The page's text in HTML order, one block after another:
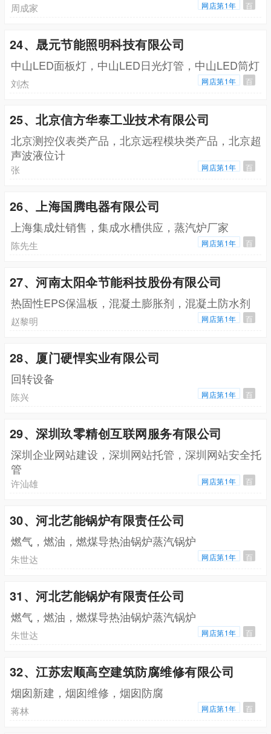
周成家 网店第1年 百
24、晟元节能照明科技有限公司
中山LED面板灯，中山LED日光灯管，中山LED筒灯
刘杰 网店第1年 百
25、北京信方华泰工业技术有限公司
北京测控仪表类产品，北京远程模块类产品，北京超
声波液位计
张 网店第1年 百
26、上海国腾电器有限公司
上海集成灶销售，集成水槽供应，蒸汽炉厂家
陈先生 网店第1年 百
27、河南太阳伞节能科技股份有限公司
热固性EPS保温板，混凝土膨胀剂，混凝土防水剂
赵黎明 网店第1年 百
28、厦门硬悍实业有限公司
回转设备
陈兴 网店第1年 百
29、深圳玖零精创互联网服务有限公司
深圳企业网站建设，深圳网站托管，深圳网站安全托
管
许汕雄 网店第1年 百
30、河北艺能锅炉有限责任公司
燃气，燃油，燃煤导热油锅炉蒸汽锅炉
朱世达 网店第1年 百
31、河北艺能锅炉有限责任公司
燃气，燃油，燃煤导热油锅炉蒸汽锅炉
朱世达 网店第1年 百
32、江苏宏顺高空建筑防腐维修有限公司
烟囱新建，烟囱维修，烟囱防腐
蒋林 网店第1年 百